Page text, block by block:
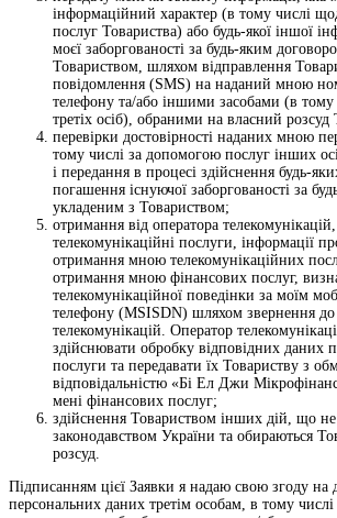
інформаційний характер (в тому числі
послуг Товариства) або будь-якої іншої
моєї заборгованості за будь-яким
Товариством, шляхом відправлення
повідомлення (SMS) на наданий мною
телефону та/або іншими засобами (в
третіх осіб), обраними на власний розсуд
перевірки достовірності наданих мною
тому числі за допомогою послуг інших
і передання в процесі здійснення будь-
погашення існуючої заборгованості за
укладеним з Товариством;
отримання від оператора
телекомунікаційні послуги, інформації
отримання мною телекомунікаційних
отримання мною фінансових послуг,
телекомунікаційної поведінки за моїм
телефону (MSISDN) шляхом звернення до
телекомунікацій. Оператор
здійснювати обробку відповідних даних
послуги та передавати їх Товариству з
відповідальністю «Бі Ел Джи
мені фінансових послуг;
здійснення Товариством інших дій, що не
законодавством України та обираються
розсуд.
Підписанням цієї Заявки я надаю свою згоду на
персональних даних третім особам, в тому числі